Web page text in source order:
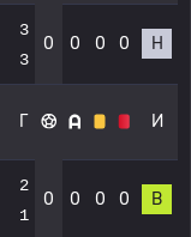
3
3
0 0 0 0 Н
Г И
2
1
0 0 0 0 В